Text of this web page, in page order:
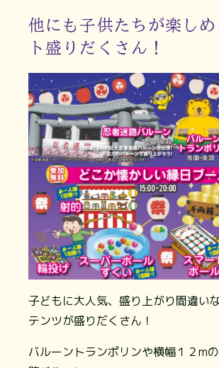
他にも子供たちが楽し
ト盛りだくさん！
子どもに大人気、盛り上がり間違い
テンツが盛りだくさん！
バルーントランポリンや横幅１２m